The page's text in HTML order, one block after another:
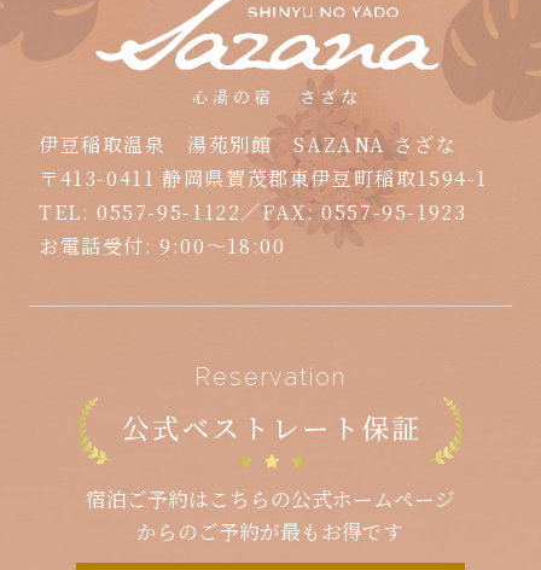
伊豆稲取温泉 湯苑別館 SAZANA さざな
〒413-0411 静岡県賀茂郡東伊豆町稲取1594-1
TEL:0557-95-1122／FAX:0557-95-1923
お電話受付: 9:00～18:00
Reservation
宿泊ご予約はこちらの公式ホームページ
からのご予約が最もお得です